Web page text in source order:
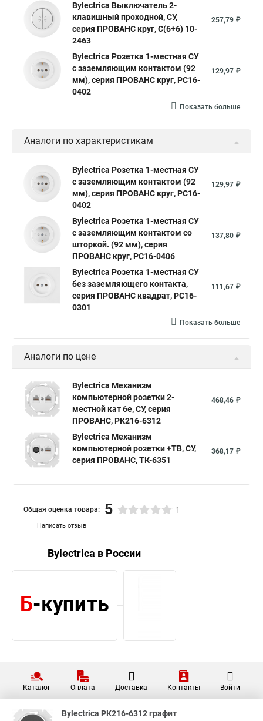
Bylectrica Выключатель 2-
клавишный проходной, СУ,
серия ПРОВАНС круг, С(6+6) 10-
2463
257,79 ₽
Bylectrica Розетка 1-местная СУ
с заземляющим контактом (92
мм), серия ПРОВАНС круг, РС16-
0402
129,97 ₽
Показать больше
Аналоги по характеристикам
Bylectrica Розетка 1-местная СУ
с заземляющим контактом (92
мм), серия ПРОВАНС круг, РС16-
0402
129,97 ₽
Bylectrica Розетка 1-местная СУ
с заземляющим контактом со
шторкой. (92 мм), серия
ПРОВАНС круг, РС16-0406
137,80 ₽
Bylectrica Розетка 1-местная СУ
без заземляющего контакта,
серия ПРОВАНС квадрат, РС16-
0301
111,67 ₽
Показать больше
Аналоги по цене
Bylectrica Механизм
компьютерной розетки 2-
местной кат 6е, СУ, серия
ПРОВАНС, РК216-6312
468,46 ₽
Bylectrica Механизм
компьютерной розетки +ТВ, СУ,
серия ПРОВАНС, ТК-6351
368,17 ₽
Написать отзыв
Общая оценка товара: 5 1
Bylectrica в России
Каталог Оплата Доставка Контакты Войти
Bylectrica РК216-6312 графит